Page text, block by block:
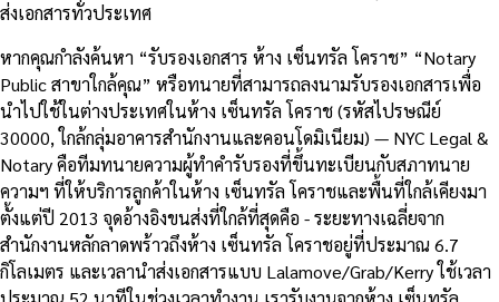
ส่งเอกสารทั่วประเทศ
หากคุณกำลังค้นหา “รับรองเอกสาร ห้าง เซ็นทรัล โคราช” “Notary
Public สาขาใกล้คุณ” หรือทนายที่สามารถลงนามรับรองเอกสารเพื่อ
นำไปใช้ในต่างประเทศในห้าง เซ็นทรัล โคราช (รหัสไปรษณีย์
30000, ใกล้กลุ่มอาคารสำนักงานและคอนโดมิเนียม) — NYC Legal &
Notary คือทีมทนายความผู้ทำคำรับรองที่ขึ้นทะเบียนกับสภาทนาย
ความฯ ที่ให้บริการลูกค้าในห้าง เซ็นทรัล โคราชและพื้นที่ใกล้เคียงมา
ตั้งแต่ปี 2013 จุดอ้างอิงขนส่งที่ใกล้ที่สุดคือ - ระยะทางเฉลี่ยจาก
สำนักงานหลักลาดพร้าวถึงห้าง เซ็นทรัล โคราชอยู่ที่ประมาณ 6.7
กิโลเมตร และเวลานำส่งเอกสารแบบ Lalamove/Grab/Kerry ใช้เวลา